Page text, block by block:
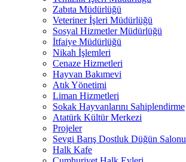
Zabıta Müdürlüğü
Veteriner İşleri Müdürlüğü
Sosyal Hizmetler Müdürlüğü
İtfaiye Müdürlüğü
Nikah İşlemleri
Cenaze Hizmetleri
Hayvan Bakımevi
Atık Yönetimi
Liman Hizmetleri
Sokak Hayvanlarını Sahiplendirme
Atatürk Kültür Merkezi
Projeler
Sevgi Barış Dostluk Düğün Salonu
Halk Kafe